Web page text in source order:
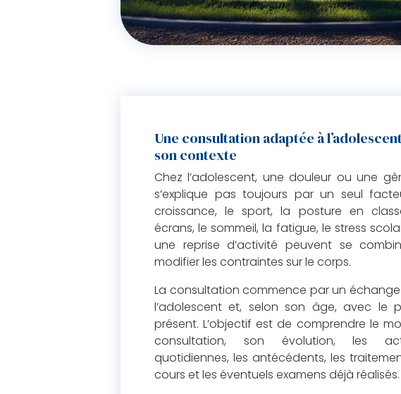
Une consultation adaptée à
son contexte
Chez l’adolescent, une douleur ou une
s’explique pas toujours par un seul
croissance, le sport, la posture en
écrans, le sommeil, la fatigue, le stress
une reprise d’activité peuvent se
modifier les contraintes sur le corps.
La consultation commence par un
l’adolescent et, selon son âge, avec le
présent. L’objectif est de comprendre le
consultation, son évolution, les
quotidiennes, les antécédents, les
cours et les éventuels examens déjà réalisés.